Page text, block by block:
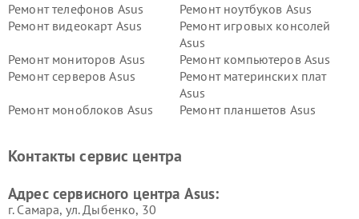
Ремонт телефонов Asus
Ремонт ноутбуков Asus
Ремонт видеокарт Asus
Ремонт игровых консолей
Asus
Ремонт мониторов Asus
Ремонт компьютеров Asus
Ремонт серверов Asus
Ремонт материнских плат
Asus
Ремонт моноблоков Asus
Ремонт планшетов Asus
Контакты сервис центра
Адрес сервисного центра Asus:
г. Самара, ул. Дыбенко, 30